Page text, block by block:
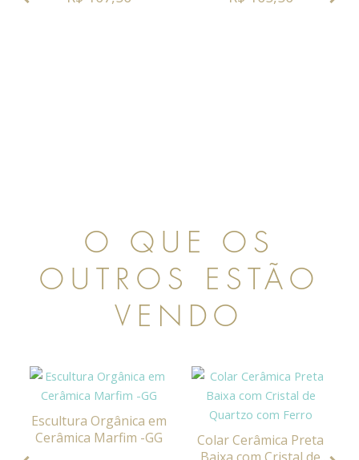
O QUE OS
OUTROS ESTÃO
VENDO
Escultura Orgânica em
Cerâmica Marfim -GG
Colar Cerâmica Preta